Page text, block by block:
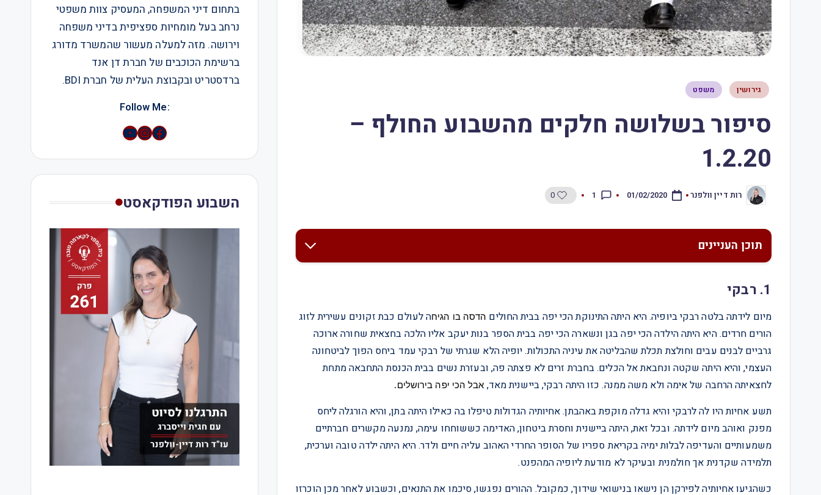
גירושין משפט
סיפור בשלושה חלקים מהשבוע החולף –
1.2.20
רות דיין וולפנר 01/02/2020
1
0
תוכן העניינים
1. רבקי
מיום לידתה בלטה רבקי ביופיה. היא היתה התינוקת הכי יפה בבית החולים הדסה בו הגיחה לעולם כבת זקונים עשירית לזוג
הורים חרדים. היא היתה הילדה הכי יפה בגן ונשארה הכי יפה בבית הספר בנות יעקב אליו הלכה בחצאית שחורה ארוכה
גרביים לבנים עבים וחולצת תכלת שהבליטה את עיניה התכולות. יופיה הלא שגרתי של רבקי עמד ביחס הפוך לביטחונה
העצמי, והיא היתה שקטה ונחבאת אל הכלים. בחברת זרים לא פצתה פה, ובעזרת נשים בבית הכנסת התחבאה מתחת
לחצאיתה הרחבה של אימה ולא משה ממנה. כזו היתה רבקי, ביישנית מאד, אבל הכי יפה בירושלים.
תשע אחיות היו לה לרבקי והיא גדלה מוקפת באהבתן. אחיותיה הגדולות טיפלו בה כאילו היתה בתן, והיא הורגלה ליחס
מפנק ואוהב מיום לידתה. ובכל זאת, היתה ביישנית וחסרת ביטחון, האדימה כששוחחו עימה, נמנעה מקשרים חברתיים
משמעותיים והעדיפה לבלות ימיה בקריאת ספריו של הסופר החרדי האהוב עליה חיים ולדר. היא היתה ילדה טובה וערכית,
תלמידה שקדנית אך חולמנית ובעיקר לא מודעת ליופיה המהפנט.
כשהגיעו אחיותיה לפירקן הן נישאו בנישואי שידוך, כמקובל. ההורים נפגשו, סיכמו את התנאים, וכשבוע לאחר מכן הוכרזו
בתחום דיני המשפחה, המעסיק צוות משפטי
נרחב בעל מומחיות ספציפית בדיני משפחה
וירושה. מזה למעלה מעשור שהמשרד מדורג
ברשימת הכוכבים של חברת דן אנד
ברדסטריט ובקבוצת העלית של חברת BDI.
:Follow Me
Instagram
YouTube
השבוע הפודקאסט